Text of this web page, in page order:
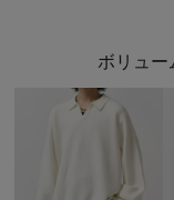
ボリュー